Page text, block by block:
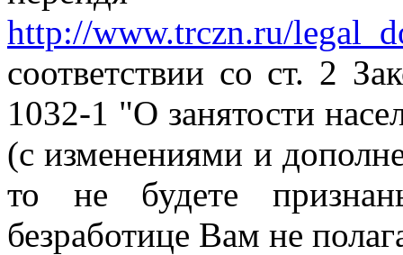
http://www.trczn.ru/
соответствии со ст. 2
1032-1 "О занятости
(с изменениями и
то не будете
безработице Вам не